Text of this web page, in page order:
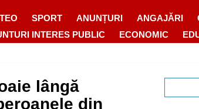
SPORT ANUNȚURI ANGAJĂRI
INTERES PUBLIC ECONOMIC
lângă
din